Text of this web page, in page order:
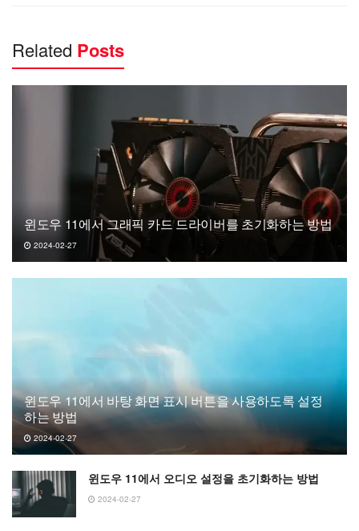
Related Posts
윈도우 11에서 그래픽 카드 드라이버를 초기화하는 방법
2024-02-27
윈도우 11에서 바탕 화면 표시 버튼을 사용하도록 설정
하는 방법
2024-02-27
윈도우 11에서 오디오 설정을 초기화하는 방법
2024-02-27